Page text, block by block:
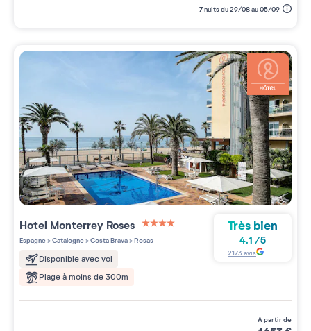
7 nuits du 29/08 au 05/09
Hotel Monterrey Roses
4 étoiles sur 5
Espagne>Catalogne>Costa Brava>Rosas
Disponible avec vol
Plage à moins de 300m
Très bien
4.1 /5
2173avis
à partir de